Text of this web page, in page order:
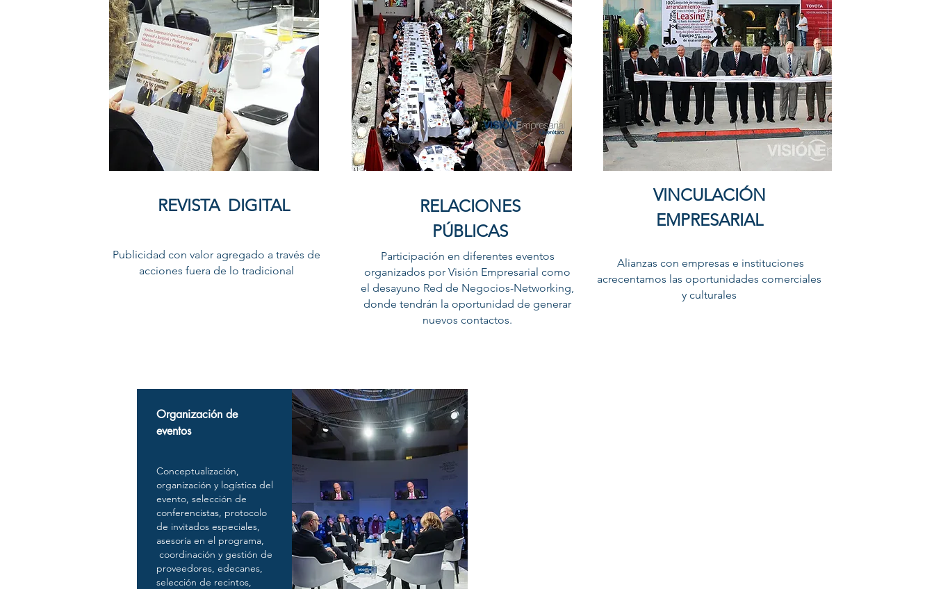
REVISTA DIGITAL
Publicidad con valor agregado a través de
acciones fuera de lo tradicional
RELACIONES
PÚBLICAS
Participación en diferentes eventos
organizados por Visión Empresarial como
el desayuno Red de Negocios-Networking,
donde tendrán la oportunidad de generar
nuevos contactos.
VINCULACIÓN
EMPRESARIAL
Alianzas con empresas e instituciones
acrecentamos las oportunidades comerciales
y culturales
Organización de
eventos
Conceptualización,
organización y logística del
evento, selección de
conferencistas, protocolo
de invitados especiales,
asesoría en el programa,
coordinación y gestión de
proveedores, edecanes,
selección de recintos,